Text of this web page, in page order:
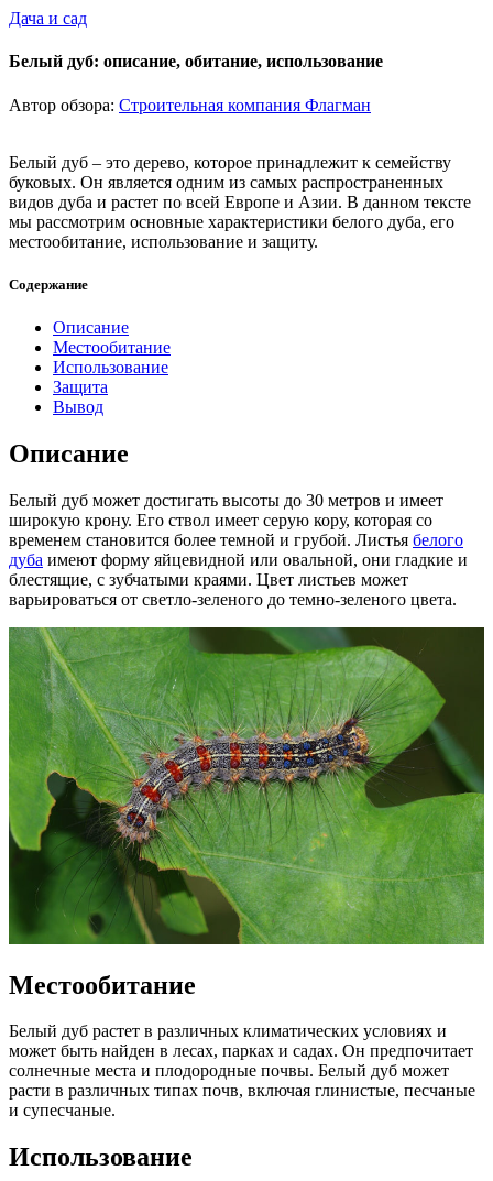
Дача и сад
Белый дуб: описание, обитание, использование
Автор обзора: Строительная компания Флагман
Белый дуб – это дерево, которое принадлежит к семейству
буковых. Он является одним из самых распространенных
видов дуба и растет по всей Европе и Азии. В данном тексте
мы рассмотрим основные характеристики белого дуба, его
местообитание, использование и защиту.
Содержание
Описание
Местообитание
Использование
Защита
Вывод
Описание
Белый дуб может достигать высоты до 30 метров и имеет
широкую крону. Его ствол имеет серую кору, которая со
временем становится более темной и грубой. Листья белого
дуба имеют форму яйцевидной или овальной, они гладкие и
блестящие, с зубчатыми краями. Цвет листьев может
варьироваться от светло-зеленого до темно-зеленого цвета.
Местообитание
Белый дуб растет в различных климатических условиях и
может быть найден в лесах, парках и садах. Он предпочитает
солнечные места и плодородные почвы. Белый дуб может
расти в различных типах почв, включая глинистые, песчаные
и супесчаные.
Использование